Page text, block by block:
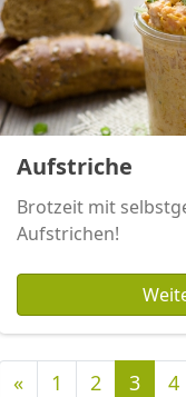
Aufstriche
Brotzeit mit
Aufstrichen!
«Vorherige
1 2 3 4